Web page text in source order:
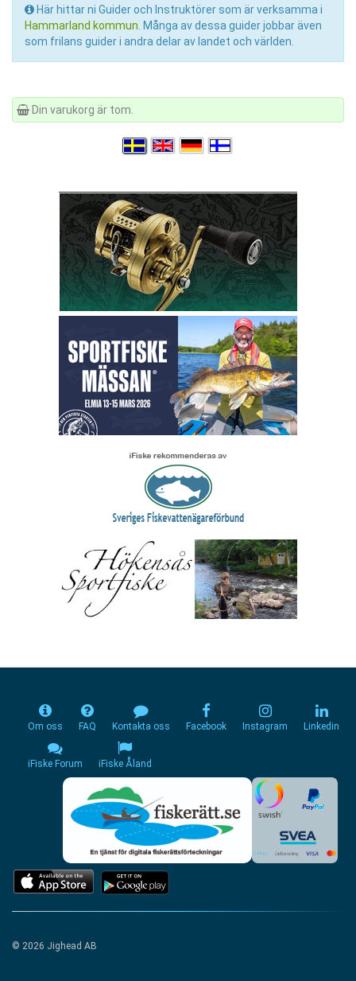
Här hittar ni Guider och Instruktörer som är verksamma i
Hammarland kommun. Många av dessa guider jobbar även
som frilans guider i andra delar av landet och världen.
Din varukorg är tom.
Om oss FAQ Kontakta oss Facebook Instagram Linkedin
iFiske Forum iFiske Åland
© 2026 Jighead AB